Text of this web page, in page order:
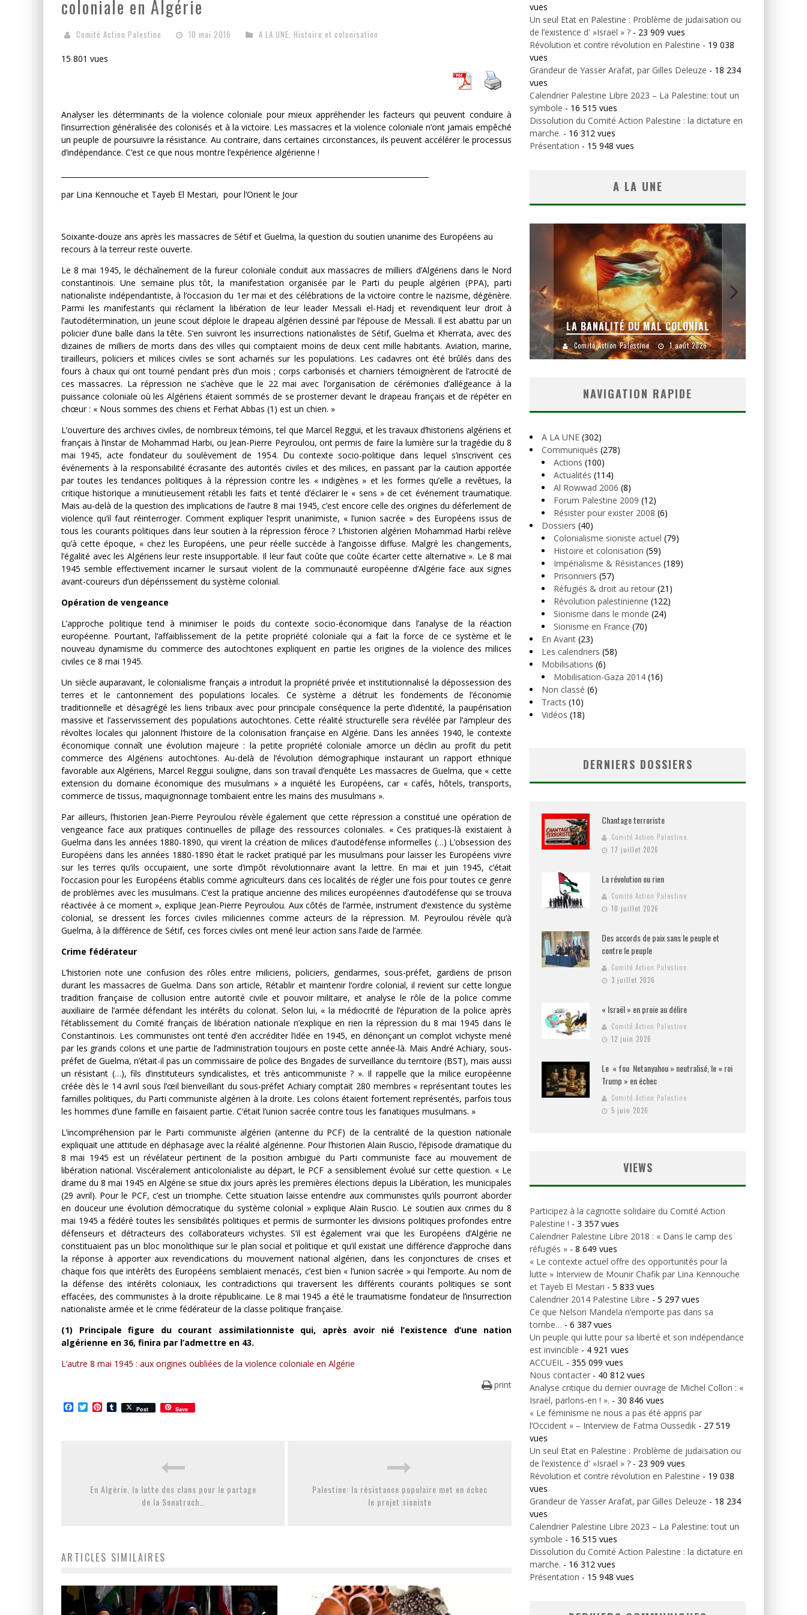
coloniale en Algérie
Comité Action Palestine 10 mai 2016 A LA UNE, Histoire et colonisation
15 801 vues
Analyser les déterminants de la violence coloniale pour mieux appréhender les facteurs qui peuvent conduire à
l’insurrection généralisée des colonisés et à la victoire. Les massacres et la violence coloniale n’ont jamais empêché
un peuple de poursuivre la résistance. Au contraire, dans certaines circonstances, ils peuvent accélérer le processus
d’indépendance. C’est ce que nous montre l’expérience algérienne !
par Lina Kennouche et Tayeb El Mestari, pour l’Orient le Jour
Soixante-douze ans après les massacres de Sétif et Guelma, la question du soutien unanime des Européens au
recours à la terreur reste ouverte.
Le 8 mai 1945, le déchaînement de la fureur coloniale conduit aux massacres de milliers d’Algériens dans le Nord
constantinois. Une semaine plus tôt, la manifestation organisée par le Parti du peuple algérien (PPA), parti
nationaliste indépendantiste, à l’occasion du 1er mai et des célébrations de la victoire contre le nazisme, dégénère.
Parmi les manifestants qui réclament la libération de leur leader Messali el-Hadj et revendiquent leur droit à
l’autodétermination, un jeune scout déploie le drapeau algérien dessiné par l’épouse de Messali. Il est abattu par un
policier d’une balle dans la tête. S’en suivront les insurrections nationalistes de Sétif, Guelma et Kherrata, avec des
dizaines de milliers de morts dans des villes qui comptaient moins de deux cent mille habitants. Aviation, marine,
tirailleurs, policiers et milices civiles se sont acharnés sur les populations. Les cadavres ont été brûlés dans des
fours à chaux qui ont tourné pendant près d’un mois ; corps carbonisés et charniers témoignèrent de l’atrocité de
ces massacres. La répression ne s’achève que le 22 mai avec l’organisation de cérémonies d’allégeance à la
puissance coloniale où les Algériens étaient sommés de se prosterner devant le drapeau français et de répéter en
chœur : « Nous sommes des chiens et Ferhat Abbas (1) est un chien. »
L’ouverture des archives civiles, de nombreux témoins, tel que Marcel Reggui, et les travaux d’historiens algériens et
français à l’instar de Mohammad Harbi, ou Jean-Pierre Peyroulou, ont permis de faire la lumière sur la tragédie du 8
mai 1945, acte fondateur du soulèvement de 1954. Du contexte socio-politique dans lequel s’inscrivent ces
événements à la responsabilité écrasante des autorités civiles et des milices, en passant par la caution apportée
par toutes les tendances politiques à la répression contre les « indigènes » et les formes qu’elle a revêtues, la
critique historique a minutieusement rétabli les faits et tenté d’éclairer le « sens » de cet événement traumatique.
Mais au-delà de la question des implications de l’autre 8 mai 1945, c’est encore celle des origines du déferlement de
violence qu’il faut réinterroger. Comment expliquer l’esprit unanimiste, « l’union sacrée » des Européens issus de
tous les courants politiques dans leur soutien à la répression féroce ? L’historien algérien Mohammad Harbi relève
qu’à cette époque, « chez les Européens, une peur réelle succède à l’angoisse diffuse. Malgré les changements,
l’égalité avec les Algériens leur reste insupportable. Il leur faut coûte que coûte écarter cette alternative ». Le 8 mai
1945 semble effectivement incarner le sursaut violent de la communauté européenne d’Algérie face aux signes
avant-coureurs d’un dépérissement du système colonial.
Opération de vengeance
L’approche politique tend à minimiser le poids du contexte socio-économique dans l’analyse de la réaction
européenne. Pourtant, l’affaiblissement de la petite propriété coloniale qui a fait la force de ce système et le
nouveau dynamisme du commerce des autochtones expliquent en partie les origines de la violence des milices
civiles ce 8 mai 1945.
Un siècle auparavant, le colonialisme français a introduit la propriété privée et institutionnalisé la dépossession des
terres et le cantonnement des populations locales. Ce système a détruit les fondements de l’économie
traditionnelle et désagrégé les liens tribaux avec pour principale conséquence la perte d’identité, la paupérisation
massive et l’asservissement des populations autochtones. Cette réalité structurelle sera révélée par l’ampleur des
révoltes locales qui jalonnent l’histoire de la colonisation française en Algérie. Dans les années 1940, le contexte
économique connaît une évolution majeure : la petite propriété coloniale amorce un déclin au profit du petit
commerce des Algériens autochtones. Au-delà de l’évolution démographique instaurant un rapport ethnique
favorable aux Algériens, Marcel Reggui souligne, dans son travail d’enquête Les massacres de Guelma, que « cette
extension du domaine économique des musulmans » a inquiété les Européens, car « cafés, hôtels, transports,
commerce de tissus, maquignonnage tombaient entre les mains des musulmans ».
Par ailleurs, l’historien Jean-Pierre Peyroulou révèle également que cette répression a constitué une opération de
vengeance face aux pratiques continuelles de pillage des ressources coloniales. « Ces pratiques-là existaient à
Guelma dans les années 1880-1890, qui virent la création de milices d’autodéfense informelles (…) L’obsession des
Européens dans les années 1880-1890 était le racket pratiqué par les musulmans pour laisser les Européens vivre
sur les terres qu’ils occupaient, une sorte d’impôt révolutionnaire avant la lettre. En mai et juin 1945, c’était
l’occasion pour les Européens établis comme agriculteurs dans ces localités de régler une fois pour toutes ce genre
de problèmes avec les musulmans. C’est la pratique ancienne des milices européennes d’autodéfense qui se trouva
réactivée à ce moment », explique Jean-Pierre Peyroulou. Aux côtés de l’armée, instrument d’existence du système
colonial, se dressent les forces civiles miliciennes comme acteurs de la répression. M. Peyroulou révèle qu’à
Guelma, à la différence de Sétif, ces forces civiles ont mené leur action sans l’aide de l’armée.
Crime fédérateur
L’historien note une confusion des rôles entre miliciens, policiers, gendarmes, sous-préfet, gardiens de prison
durant les massacres de Guelma. Dans son article, Rétablir et maintenir l’ordre colonial, il revient sur cette longue
tradition française de collusion entre autorité civile et pouvoir militaire, et analyse le rôle de la police comme
auxiliaire de l’armée défendant les intérêts du colonat. Selon lui, « la médiocrité de l’épuration de la police après
l’établissement du Comité français de libération nationale n’explique en rien la répression du 8 mai 1945 dans le
Constantinois. Les communistes ont tenté d’en accréditer l’idée en 1945, en dénonçant un complot vichyste mené
par les grands colons et une partie de l’administration toujours en poste cette année-là. Mais André Achiary, sous-
préfet de Guelma, n’était-il pas un commissaire de police des Brigades de surveillance du territoire (BST), mais aussi
un résistant (…), fils d’instituteurs syndicalistes, et très anticommuniste ? ». Il rappelle que la milice européenne
créée dès le 14 avril sous l’œil bienveillant du sous-préfet Achiary comptait 280 membres « représentant toutes les
familles politiques, du Parti communiste algérien à la droite. Les colons étaient fortement représentés, parfois tous
les hommes d’une famille en faisaient partie. C’était l’union sacrée contre tous les fanatiques musulmans. »
L’incompréhension par le Parti communiste algérien (antenne du PCF) de la centralité de la question nationale
expliquait une attitude en déphasage avec la réalité algérienne. Pour l’historien Alain Ruscio, l’épisode dramatique du
8 mai 1945 est un révélateur pertinent de la position ambiguë du Parti communiste face au mouvement de
libération national. Viscéralement anticolonialiste au départ, le PCF a sensiblement évolué sur cette question. « Le
drame du 8 mai 1945 en Algérie se situe dix jours après les premières élections depuis la Libération, les municipales
(29 avril). Pour le PCF, c’est un triomphe. Cette situation laisse entendre aux communistes qu’ils pourront aborder
en douceur une évolution démocratique du système colonial » explique Alain Ruscio. Le soutien aux crimes du 8
mai 1945 a fédéré toutes les sensibilités politiques et permis de surmonter les divisions politiques profondes entre
défenseurs et détracteurs des collaborateurs vichystes. S’il est également vrai que les Européens d’Algérie ne
constituaient pas un bloc monolithique sur le plan social et politique et qu’il existait une différence d’approche dans
la réponse à apporter aux revendications du mouvement national algérien, dans les conjonctures de crises et
chaque fois que intérêts des Européens semblaient menacés, c’est bien « l’union sacrée » qui l’emporte. Au nom de
la défense des intérêts coloniaux, les contradictions qui traversent les différents courants politiques se sont
effacées, des communistes à la droite républicaine. Le 8 mai 1945 a été le traumatisme fondateur de l’insurrection
nationaliste armée et le crime fédérateur de la classe politique française.
(1) Principale figure du courant assimilationniste qui, après avoir nié l’existence d’une nation
algérienne en 36, finira par l’admettre en 43.
L’autre 8 mai 1945 : aux origines oubliées de la violence coloniale en Algérie
print
Facebook
TwitterPinterest
Tumblr
Post Save
En Algérie, la lutte des clans pour le partage
de la Sonatrach…
Palestine: la résistance populaire met en échec
le projet sioniste
ARTICLES SIMILAIRES
vues
Un seul Etat en Palestine : Problème de judaïsation ou
de l’existence d' »Israël » ? - 23 909 vues
Révolution et contre révolution en Palestine - 19 038
vues
Grandeur de Yasser Arafat, par Gilles Deleuze - 18 234
vues
Calendrier Palestine Libre 2023 – La Palestine: tout un
symbole - 16 515 vues
Dissolution du Comité Action Palestine : la dictature en
marche. - 16 312 vues
Présentation - 15 948 vues
A LA UNE
DES ACCORDS DE PAIX SANS LE
PEUPLE ET CONTRE LE PEUPLE
Comité Action Palestine 3 juillet 2026
LA BANALITÉ DU MAL COLONIAL
Comité Action Palestine 1 août 2026
NAVIGATION RAPIDE
A LA UNE (302)
Communiqués (278)
Actions (100)
Actualités (114)
Al Rowwad 2006 (8)
Forum Palestine 2009 (12)
Résister pour exister 2008 (6)
Dossiers (40)
Colonialisme sioniste actuel (79)
Histoire et colonisation (59)
Impérialisme & Résistances (189)
Prisonniers (57)
Réfugiés & droit au retour (21)
Révolution palestinienne (122)
Sionisme dans le monde (24)
Sionisme en France (70)
En Avant (23)
Les calendriers (58)
Mobilisations (6)
Mobilisation-Gaza 2014 (16)
Non classé (6)
Tracts (10)
Vidéos (18)
DERNIERS DOSSIERS
Chantage terroriste
Comité Action Palestine
17 juillet 2026
La révolution ou rien
Comité Action Palestine
10 juillet 2026
Des accords de paix sans le peuple et
contre le peuple
Comité Action Palestine
3 juillet 2026
« Israël » en proie au délire
Comité Action Palestine
12 juin 2026
Le « fou Netanyahou » neutralisé, le « roi
Trump » en échec
Comité Action Palestine
5 juin 2026
VIEWS
Participez à la cagnotte solidaire du Comité Action
Palestine ! - 3 357 vues
Calendrier Palestine Libre 2018 : « Dans le camp des
réfugiés » - 8 649 vues
« Le contexte actuel offre des opportunités pour la
lutte » Interview de Mounir Chafik par Lina Kennouche
et Tayeb El Mestari - 5 833 vues
Calendrier 2014 Palestine Libre - 5 297 vues
Ce que Nelson Mandela n’emporte pas dans sa
tombe… - 6 387 vues
Un peuple qui lutte pour sa liberté et son indépendance
est invincible - 4 921 vues
ACCUEIL - 355 099 vues
Nous contacter - 40 812 vues
Analyse critique du dernier ouvrage de Michel Collon : «
Israël, parlons-en ! ». - 30 846 vues
« Le féminisme ne nous a pas été appris par
l’Occident » – Interview de Fatma Oussedik - 27 519
vues
Un seul Etat en Palestine : Problème de judaïsation ou
de l’existence d' »Israël » ? - 23 909 vues
Révolution et contre révolution en Palestine - 19 038
vues
Grandeur de Yasser Arafat, par Gilles Deleuze - 18 234
vues
Calendrier Palestine Libre 2023 – La Palestine: tout un
symbole - 16 515 vues
Dissolution du Comité Action Palestine : la dictature en
marche. - 16 312 vues
Présentation - 15 948 vues